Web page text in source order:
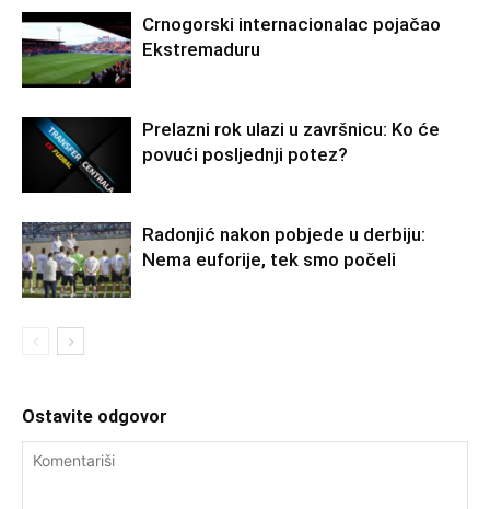
Crnogorski internacionalac pojačao
Ekstremaduru
Prelazni rok ulazi u završnicu: Ko će
povući posljednji potez?
Radonjić nakon pobjede u derbiju:
Nema euforije, tek smo počeli
Ostavite odgovor